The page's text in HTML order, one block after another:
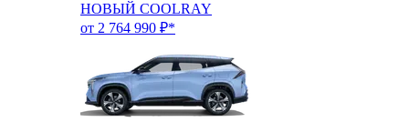
НОВЫЙ COOLRAY
от 2 764 990 ₽*